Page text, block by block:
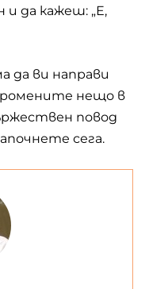
да кажеш: „Е,
да ви направи
нещо в
повод
сега.